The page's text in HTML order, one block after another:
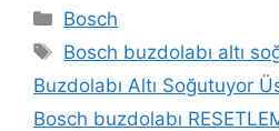
Kategoriler
Bosch
Etiketler
Bosch buzdolabı altı
Buzdolabı Altı Soğutuyor
Bosch buzdolabı